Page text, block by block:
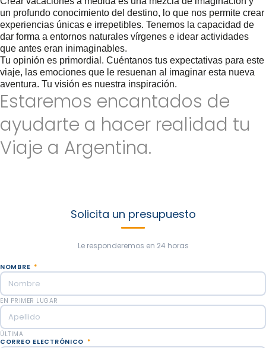
un profundo conocimiento del destino, lo que nos permite crear
experiencias únicas e irrepetibles. Tenemos la capacidad de
dar forma a entornos naturales vírgenes e idear actividades
que antes eran inimaginables.
Tu opinión es primordial. Cuéntanos tus expectativas para este
viaje, las emociones que le resuenan al imaginar esta nueva
aventura. Tu visión es nuestra inspiración.
Estaremos encantados de
ayudarte a hacer realidad tu
Viaje a Argentina.
Solicita un presupuesto
Le responderemos en 24 horas
NOMBRE *
EN PRIMER LUGAR
ÚLTIMA
CORREO ELECTRÓNICO *